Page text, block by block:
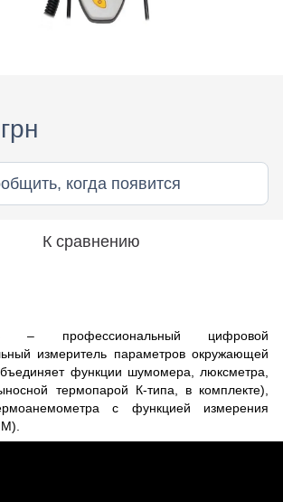
когда появится
К сравнению
– профессиональный цифровой
измеритель параметров окружающей
функции шумомера, люксметра,
термопарой К-типа, в комплекте),
с функцией измерения